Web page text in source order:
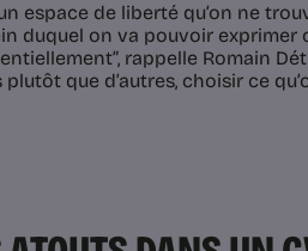
espace de liberté qu’on ne
duquel on va pouvoir exprimer
”, rappelle Romain
que d’autres, choisir ce